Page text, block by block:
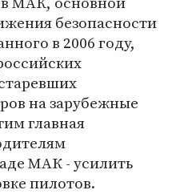
безопасности
в 2006 году,
на зарубежные
главная
МАК - усилить
пилотов.